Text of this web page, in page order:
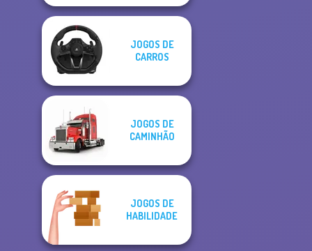
JOGOS DE
CARROS
JOGOS DE
CAMINHÃO
JOGOS DE
HABILIDADE